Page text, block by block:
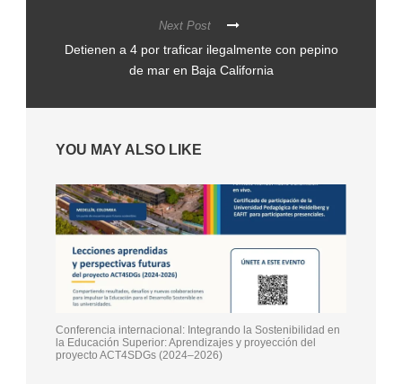
Next Post
Detienen a 4 por traficar ilegalmente con pepino
de mar en Baja California
YOU MAY ALSO LIKE
Conferencia internacional: Integrando la Sostenibilidad en
la Educación Superior: Aprendizajes y proyección del
proyecto ACT4SDGs (2024–2026)